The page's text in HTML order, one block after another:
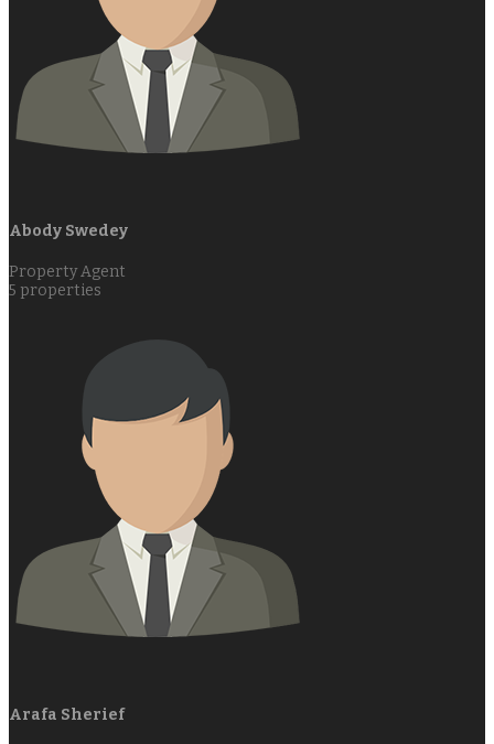
Abody Swedey
Property Agent
5 properties
Arafa Sherief